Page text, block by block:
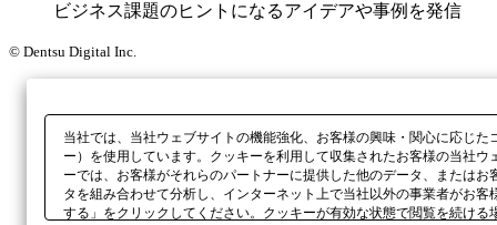
ビジネス課題のヒントになるアイデアや事例を発信
© Dentsu Digital Inc.
当社では、当社ウェブサイトの機能強化、お客様の興味・関心に応じ
ー）を使用しています。クッキーを利用して収集されたお客様の当社
ーでは、お客様がそれらのパートナーに提供した他のデータ、または
タを組み合わせて分析し、インターネット上で当社以外の事業者がお
する」をクリックしてください。クッキーが有効な状態で閲覧を続け